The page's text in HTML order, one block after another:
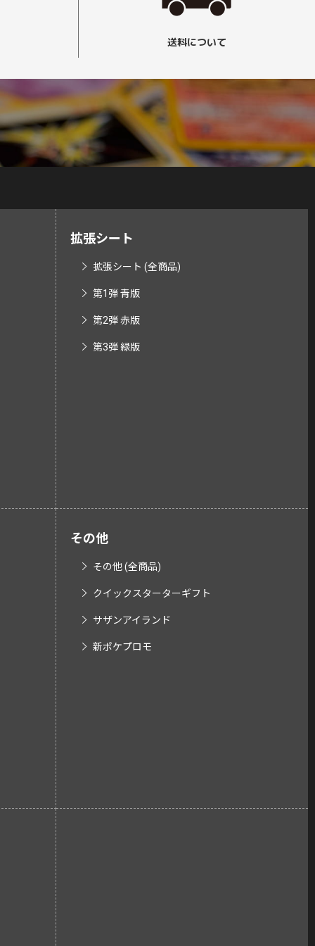
送料について
拡張シート
拡張シート (全商品)
第1弾 青版
第2弾 赤版
第3弾 緑版
その他
その他 (全商品)
クイックスターターギフト
サザンアイランド
新ポケプロモ